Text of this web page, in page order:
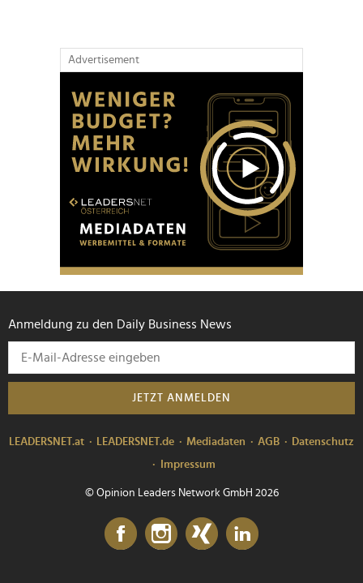
Advertisement
Anmeldung zu den Daily Business News
JETZT ANMELDEN
LEADERSNET.at LEADERSNET.de Mediadaten AGB
Datenschutz
Impressum
© Opinion Leaders Network GmbH 2026